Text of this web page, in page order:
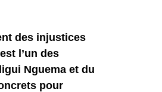
des injustices
l’un des
Nguema et du
pour